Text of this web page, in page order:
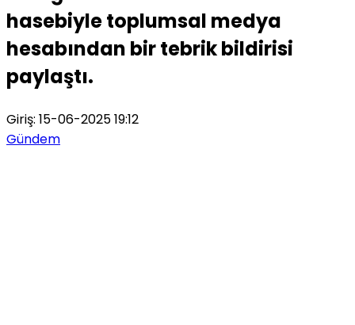
hasebiyle toplumsal medya
hesabından bir tebrik bildirisi
paylaştı.
Giriş: 15-06-2025 19:12
Gündem